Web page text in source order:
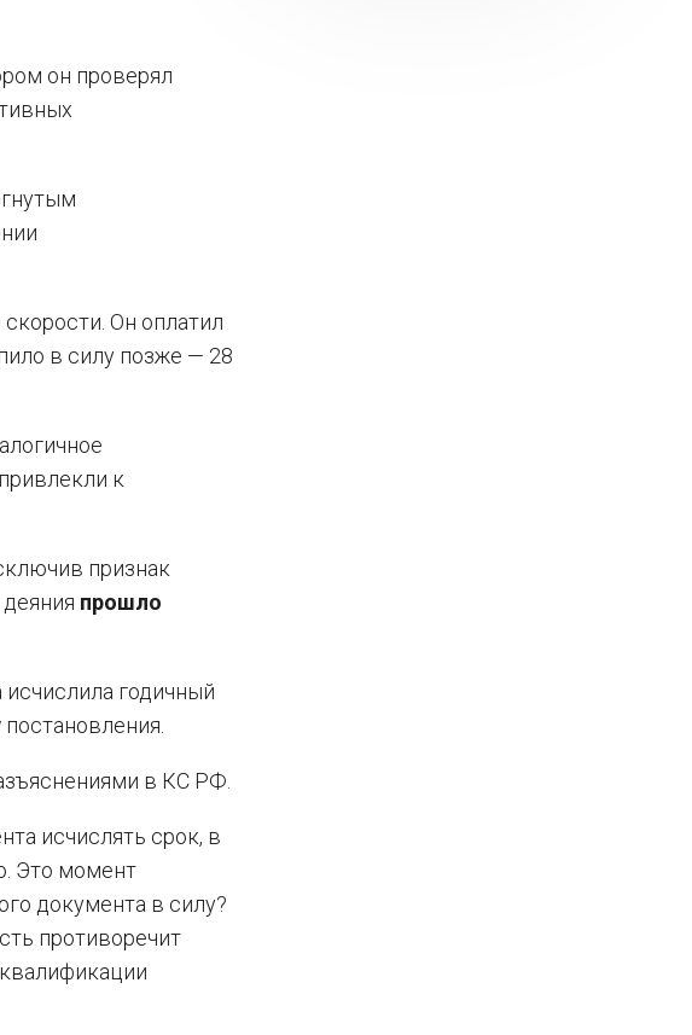
он проверял
Он оплатил
в силу позже — 28
к
признак
прошло
годичный
постановления.
в КС РФ.
исчислять срок, в
Это момент
документа в силу?
противоречит